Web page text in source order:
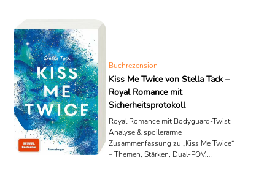
Buchrezension
Kiss Me Twice von Stella Tack –
Royal Romance mit
Sicherheitsprotokoll
Royal Romance mit Bodyguard-Twist:
Analyse & spoilerarme
Zusammenfassung zu „Kiss Me Twice“
– Themen, Stärken, Dual-POV,